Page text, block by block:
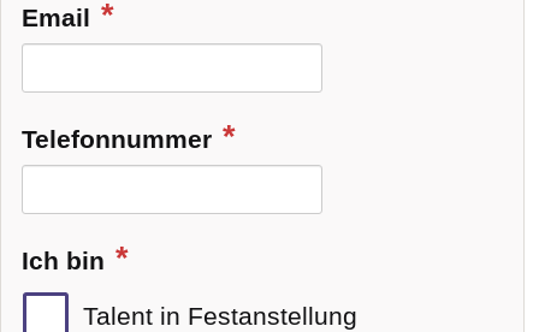
Email
Telefonnummer
Ich bin
Talent in Festanstellung